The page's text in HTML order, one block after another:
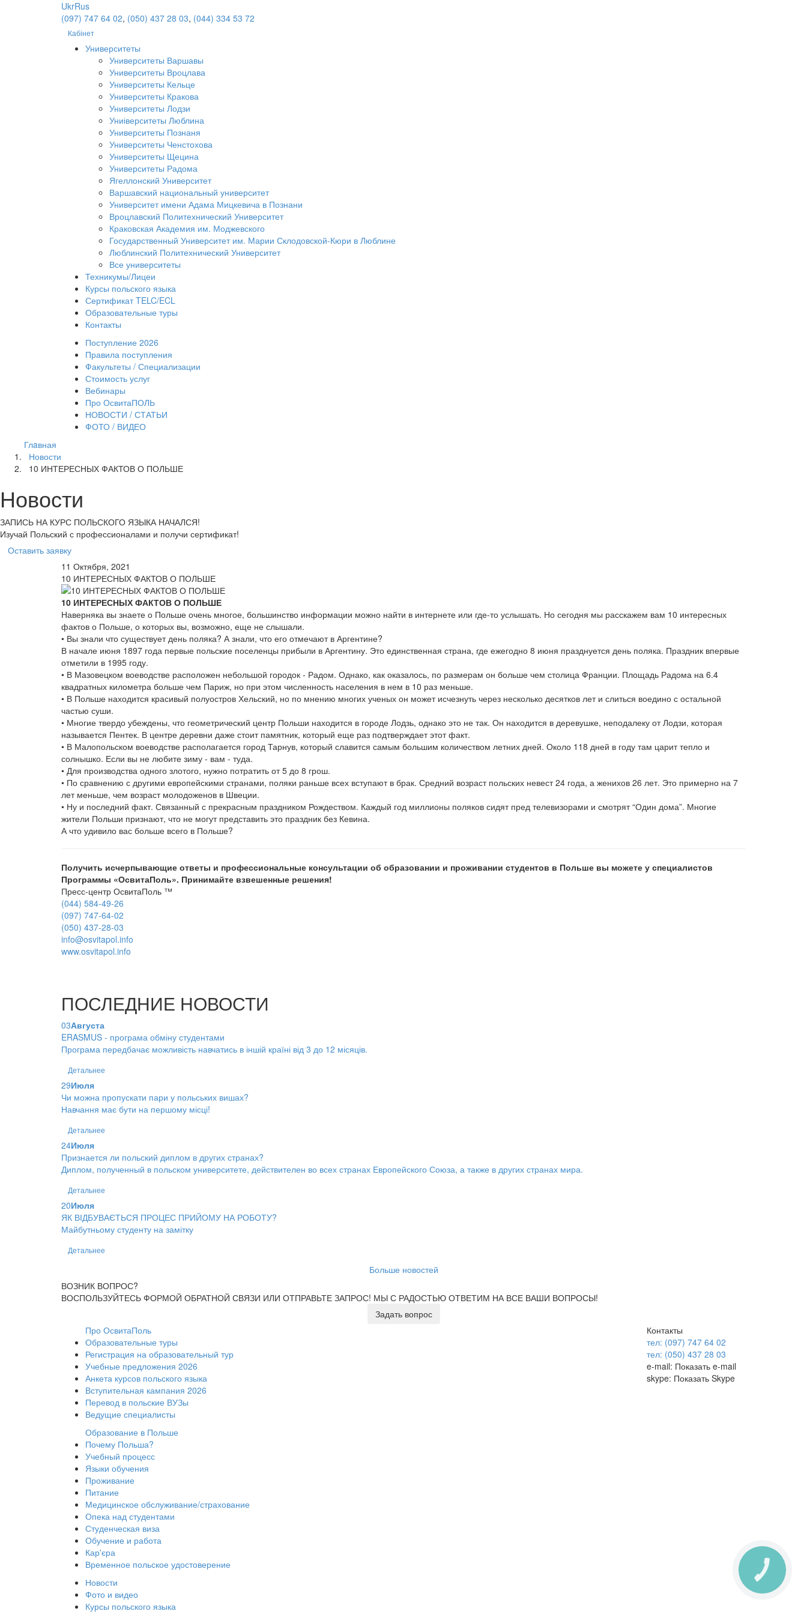
UkrRus
(097) 747 64 02, (050) 437 28 03, (044) 334 53 72
Кабінет
Университеты
Университеты Варшавы
Университеты Вроцлава
Университеты Кельце
Университеты Кракова
Университеты Лодзи
Униіверситеты Люблина
Университеты Познаня
Университеты Ченстохова
Университеты Щецина
Университеты Радома
Ягеллонский Университет
Варшавский национальный университет
Университет имени Адама Мицкевича в Познани
Вроцлавский Политехнический Университет
Краковская Академия им. Моджевского
Государственный Университет им. Марии Склодовской-Кюри в Люблине
Люблинский Политехнический Университет
Все университеты
Техникумы/Лицеи
Курсы польского языка
Сертификат TELC/ECL
Образовательные туры
Контакты
Поступление 2026
Правила поступления
Факультеты / Специализации
Стоимость услуг
Вебинары
Про ОсвитаПОЛЬ
НОВОСТИ / СТАТЬИ
ФОТО / ВИДЕО
Глaвная
Новости
10 ИНТЕРЕСНЫХ ФАКТОВ О ПОЛЬШЕ
Новости
ЗАПИСЬ НА КУРС ПОЛЬСКОГО ЯЗЫКА НАЧАЛСЯ!
Изучай Польский с профессионалами и получи сертификат!
Оставить заявку
11 Октября, 2021
10 ИНТЕРЕСНЫХ ФАКТОВ О ПОЛЬШЕ
10 ИНТЕРЕСНЫХ ФАКТОВ О ПОЛЬШЕ
Наверняка вы знаете о Польше очень многое, большинство информации можно найти в интернете или где-то услышать. Но сегодня мы расскажем вам 10 интересных
фактов о Польше, о которых вы, возможно, еще не слышали.
• Вы знали что существует день поляка? А знали, что его отмечают в Аргентине?
В начале июня 1897 года первые польские поселенцы прибыли в Аргентину. Это единственная страна, где ежегодно 8 июня празднуется день поляка. Праздник впервые
отметили в 1995 году.
• В Мазовецком воеводстве расположен небольшой городок - Радом. Однако, как оказалось, по размерам он больше чем столица Франции. Площадь Радома на 6.4
квадратных километра больше чем Париж, но при этом численность населения в нем в 10 раз меньше.
• В Польше находится красивый полуостров Хельский, но по мнению многих ученых он может исчезнуть через несколько десятков лет и слиться воедино с остальной
частью суши.
• Многие твердо убеждены, что геометрический центр Польши находится в городе Лодзь, однако это не так. Он находится в деревушке, неподалеку от Лодзи, которая
называется Пентек. В центре деревни даже стоит памятник, который еще раз подтверждает этот факт.
• В Малопольском воеводстве располагается город Тарнув, который славится самым большим количеством летних дней. Около 118 дней в году там царит тепло и
солнышко. Если вы не любите зиму - вам - туда.
• Для производства одного злотого, нужно потратить от 5 до 8 грош.
• По сравнению с другими европейскими странами, поляки раньше всех вступают в брак. Средний возраст польских невест 24 года, а женихов 26 лет. Это примерно на 7
лет меньше, чем возраст молодоженов в Швеции.
• Ну и последний факт. Связанный с прекрасным праздником Рождеством. Каждый год миллионы поляков сидят пред телевизорами и смотрят “Один дома”. Многие
жители Польши признают, что не могут представить это праздник без Кевина.
А что удивило вас больше всего в Польше?
Получить исчерпывающие ответы и профессиональные консультации об образовании и проживании студентов в Польше вы можете у специалистов
Программы «ОсвитаПоль». Принимайте взвешенные решения!
Пресс-центр ОсвитаПоль ™
(044) 584-49-26
(097) 747-64-02
(050) 437-28-03
info@osvitapol.info
www.osvitapol.info
ПОСЛЕДНИЕ НОВОСТИ
03Августа
ERASMUS - програма обміну студентами
Програма передбачає можливість навчатись в іншій країні від 3 до 12 місяців.
Детальнее
29Июля
Чи можна пропускати пари у польських вишах?
Навчання має бути на першому місці!
Детальнее
24Июля
Признается ли польский диплом в других странах?
Диплом, полученный в польском университете, действителен во всех странах Европейского Союза, а также в других странах мира.
Детальнее
20Июля
ЯК ВІДБУВАЄТЬСЯ ПРОЦЕС ПРИЙОМУ НА РОБОТУ?
Майбутньому студенту на замітку
Детальнее
Больше новостей
ВОЗНИК ВОПРОС?
ВОСПОЛЬЗУЙТЕСЬ ФОРМОЙ ОБРАТНОЙ СВЯЗИ ИЛИ ОТПРАВЬТЕ ЗАПРОС! МЫ С РАДОСТЬЮ ОТВЕТИМ НА ВСЕ ВАШИ ВОПРОСЫ!
Задать вопрос
Про ОсвитаПоль
Образовательные туры
Регистрация на образовательный тур
Учебные предложения 2026
Анкета курсов польского языка
Вступительная кампания 2026
Перевод в польские ВУЗы
Ведущие специалисты
Образование в Польше
Почему Польша?
Учебный процесс
Языки обучения
Проживание
Питание
Медицинское обслуживание/страхование
Опека над студентами
Студенческая виза
Обучение и работа
Кар'єра
Временное польское удостоверение
Новости
Фото и видео
Курсы польского языка
Контакты
тел: (097) 747 64 02
тел: (050) 437 28 03
e-mail: Показать e-mail
skype: Показать Skype
КНОПКА
ЗВ'ЯЗКУ